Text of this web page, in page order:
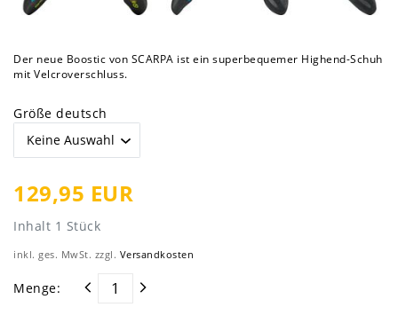
Der neue Boostic von SCARPA ist ein superbequemer Highend-Schuh
mit Velcroverschluss.
Größe deutsch
129,95 EUR
Inhalt 1 Stück
inkl. ges. MwSt. zzgl. Versandkosten
Menge: